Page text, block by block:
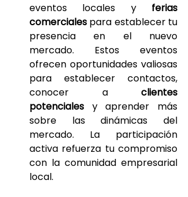
eventos locales y ferias
comerciales para establecer tu
presencia en el nuevo
mercado. Estos eventos
ofrecen oportunidades valiosas
para establecer contactos,
conocer a clientes
potenciales y aprender más
sobre las dinámicas del
mercado. La participación
activa refuerza tu compromiso
con la comunidad empresarial
local.